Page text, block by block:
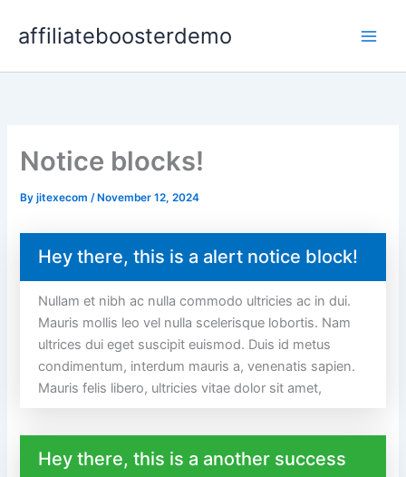
affiliateboosterdemo
Notice blocks!
Byjitexecom/ November 12, 2024
Hey there, this is a alert notice block!
Nullam et nibh ac nulla commodo ultricies ac in dui.
Mauris mollis leo vel nulla scelerisque lobortis. Nam
ultrices dui eget suscipit euismod. Duis id metus
condimentum, interdum mauris a, venenatis sapien.
Mauris felis libero, ultricies vitae dolor sit amet,
Hey there, this is a another success